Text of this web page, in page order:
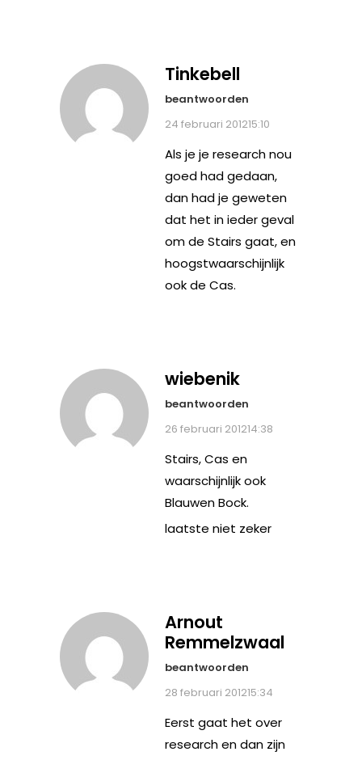
Tinkebell
beantwoorden
24 februari 201215:10
Als je je research nou
goed had gedaan,
dan had je geweten
dat het in ieder geval
om de Stairs gaat, en
hoogstwaarschijnlijk
ook de Cas.
wiebenik
beantwoorden
26 februari 201214:38
Stairs, Cas en
waarschijnlijk ook
Blauwen Bock.
laatste niet zeker
Arnout
Remmelzwaal
beantwoorden
28 februari 201215:34
Eerst gaat het over
research en dan zijn